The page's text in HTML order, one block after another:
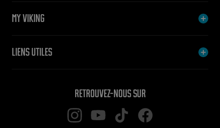
My Viking
Liens utiles
Retrouvez-nous sur